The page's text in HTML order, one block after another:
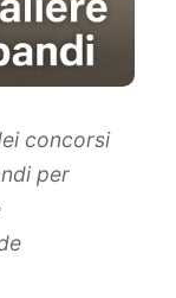
concorsi
per